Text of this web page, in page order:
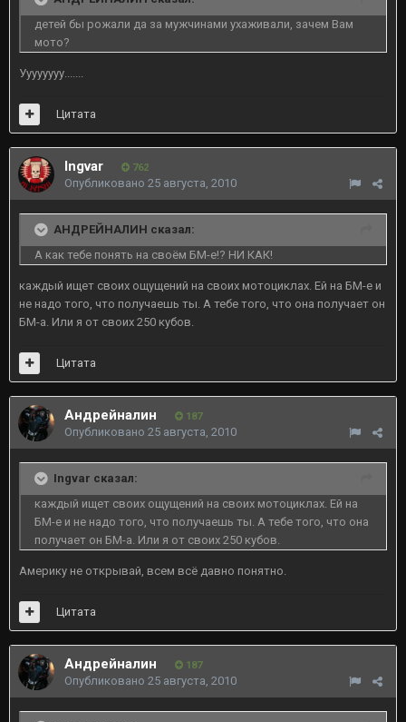
детей бы рожали да за мужчинами ухаживали, зачем Вам
мото?
Уууууууу.......
Цитата
Ingvar 762
Опубликовано 25 августа, 2010
АНДРЕЙНАЛИН сказал:
А как тебе понять на своём БМ-е!? НИ КАК!
каждый ищет своих ощущений на своих мотоциклах. Ей на БМ-е и
не надо того, что получаешь ты. А тебе того, что она получает он
БМ-а. Или я от своих 250 кубов.
Цитата
Андрейналин 187
Опубликовано 25 августа, 2010
Ingvar сказал:
каждый ищет своих ощущений на своих мотоциклах. Ей на
БМ-е и не надо того, что получаешь ты. А тебе того, что она
получает он БМ-а. Или я от своих 250 кубов.
Америку не открывай, всем всё давно понятно.
Цитата
Андрейналин 187
Опубликовано 25 августа, 2010